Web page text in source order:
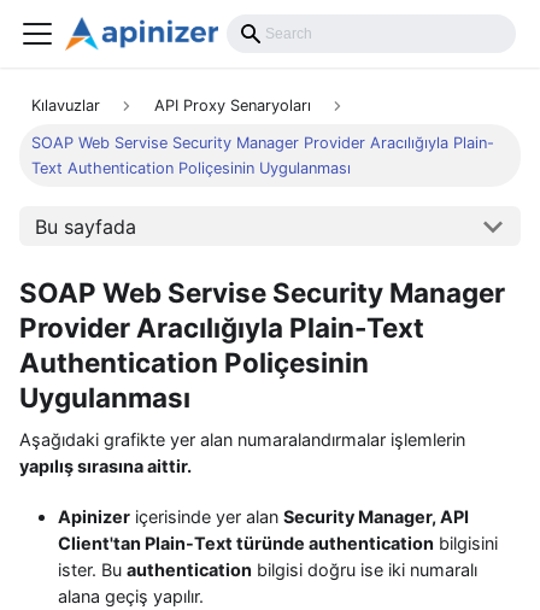
Kılavuzlar API Proxy Senaryoları
SOAP Web Servise Security Manager Provider Aracılığıyla Plain-
Text Authentication Poliçesinin Uygulanması
Bu sayfada
SOAP Web Servise Security Manager
Provider Aracılığıyla Plain-Text
Authentication Poliçesinin
Uygulanması
Aşağıdaki grafikte yer alan numaralandırmalar işlemlerin
yapılış sırasına aittir.
Apinizer içerisinde yer alan Security Manager, API
Client'tan Plain-Text türünde authentication bilgisini
ister. Bu authentication bilgisi doğru ise iki numaralı
alana geçiş yapılır.